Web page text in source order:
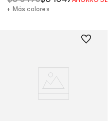
+ Más colores